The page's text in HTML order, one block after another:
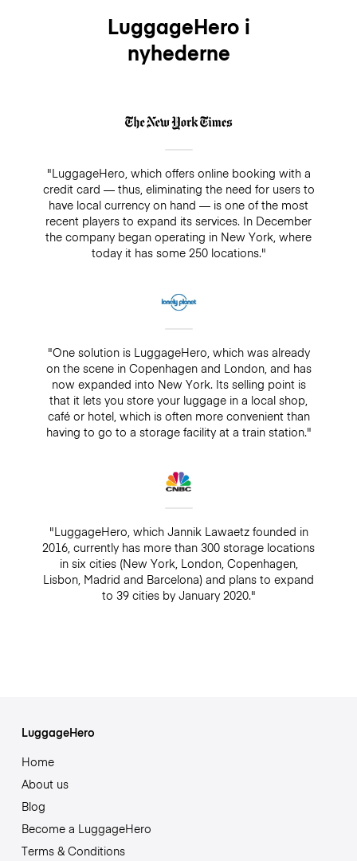
LuggageHero i
nyhederne
"LuggageHero, which offers online booking with a
credit card — thus, eliminating the need for users to
have local currency on hand — is one of the most
recent players to expand its services. In December
the company began operating in New York, where
today it has some 250 locations."
"One solution is LuggageHero, which was already
on the scene in Copenhagen and London, and has
now expanded into New York. Its selling point is
that it lets you store your luggage in a local shop,
café or hotel, which is often more convenient than
having to go to a storage facility at a train station."
"LuggageHero, which Jannik Lawaetz founded in
2016, currently has more than 300 storage locations
in six cities (New York, London, Copenhagen,
Lisbon, Madrid and Barcelona) and plans to expand
to 39 cities by January 2020."
LuggageHero
Home
About us
Blog
Become a LuggageHero
Terms & Conditions